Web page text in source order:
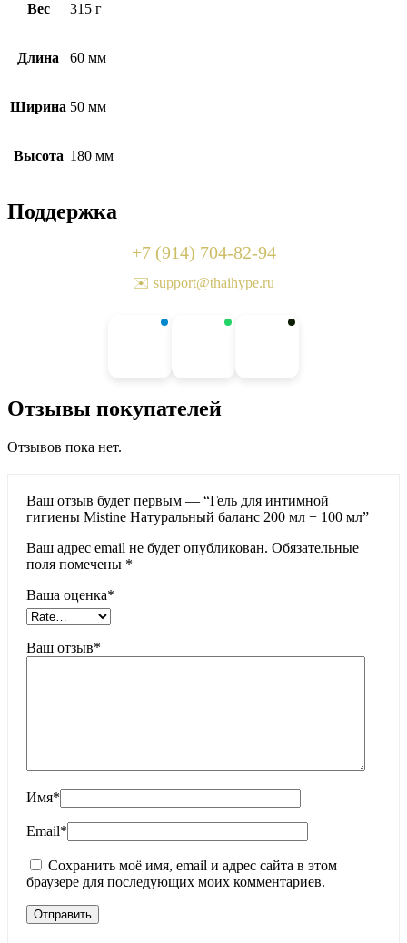
Вес 315 г
Длина 60 мм
Ширина 50 мм
Высота 180 мм
Поддержка
+7 (914) 704-82-94
✉️ support@thaihype.ru
Отзывы покупателей
Отзывов пока нет.
Ваш отзыв будет первым — “Гель для интимной
гигиены Mistine Натуральный баланс 200 мл + 100 мл”
Ваш адрес email не будет опубликован. Обязательные
поля помечены *
Ваша оценка*
Ваш отзыв*
Имя*
Email*
Сохранить моё имя, email и адрес сайта в этом
браузере для последующих моих комментариев.